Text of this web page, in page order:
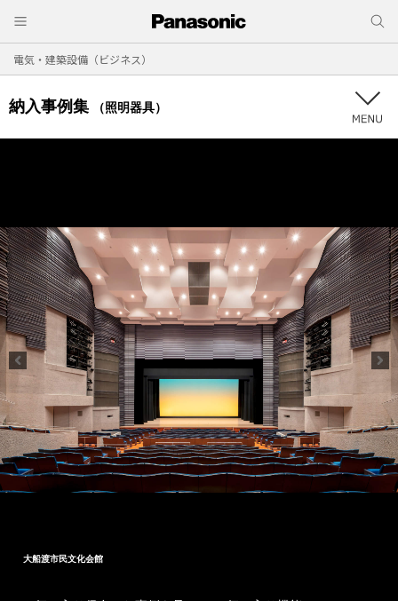
電気・建築設備（ビジネス）
納入事例集 （照明器具）
大船渡市民文化会館